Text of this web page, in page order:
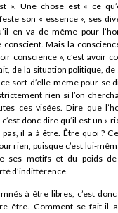
». Une chose est « ce
son « essence », ses
en va de même pour
conscient. Mais la
conscience », c’est avoir
de la situation politique,
sort d’elle-même pour se
rien si l’on
ces visées. Dire que
donc dire qu’il est un «
pas, il a à être. Être quoi ?
rien, puisque c’est lui-
ses motifs et du poids de
d’indifférence.
à être libres, c’est
être. Comment se fait-il